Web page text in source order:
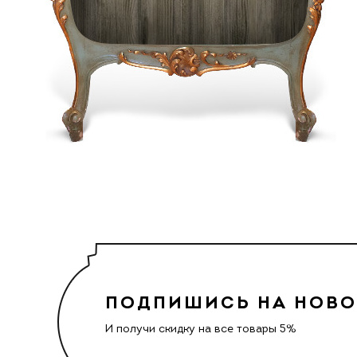
ПОДПИШИСЬ НА
И получи скидку на все товары 5%